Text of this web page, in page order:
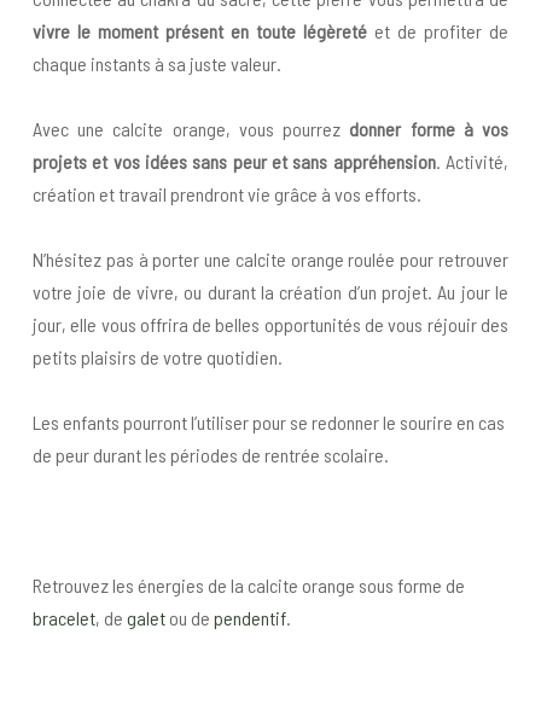
vivre le moment présent en toute légèreté et de profiter de
chaque instants à sa juste valeur.
Avec une calcite orange, vous pourrez donner forme à vos
projets et vos idées sans peur et sans appréhension. Activité,
création et travail prendront vie grâce à vos efforts.
N’hésitez pas à porter une calcite orange roulée pour retrouver
votre joie de vivre, ou durant la création d’un projet. Au jour le
jour, elle vous offrira de belles opportunités de vous réjouir des
petits plaisirs de votre quotidien.
Les enfants pourront l’utiliser pour se redonner le sourire en cas
de peur durant les périodes de rentrée scolaire.
Retrouvez les énergies de la calcite orange sous forme de
bracelet, de galetou de pendentif.